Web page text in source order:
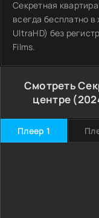
Секретная
всегда бесплатно
UltraHD) без
Films.
Смотреть
центре
Плеер 1